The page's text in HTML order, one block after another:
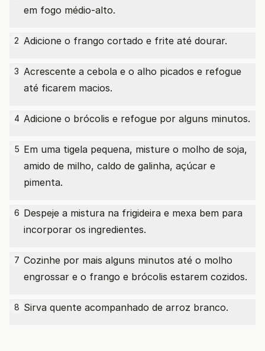
em fogo médio-alto.
2 Adicione o frango cortado e frite até dourar.
3 Acrescente a cebola e o alho picados e refogue
até ficarem macios.
4 Adicione o brócolis e refogue por alguns minutos.
5 Em uma tigela pequena, misture o molho de soja,
amido de milho, caldo de galinha, açúcar e
pimenta.
6 Despeje a mistura na frigideira e mexa bem para
incorporar os ingredientes.
7 Cozinhe por mais alguns minutos até o molho
engrossar e o frango e brócolis estarem cozidos.
8 Sirva quente acompanhado de arroz branco.